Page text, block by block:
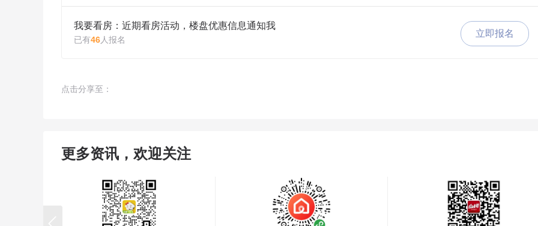
我要看房：近期看房活动，楼盘优惠信息通知我
已有46人报名
立即报名
点击分享至：
更多资讯，欢迎关注